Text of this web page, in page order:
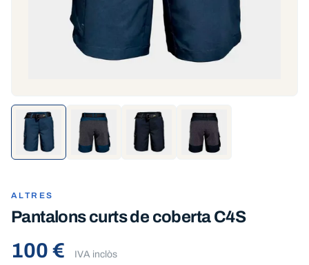
ALTRES
Pantalons curts de coberta C4S
100 € IVA inclòs